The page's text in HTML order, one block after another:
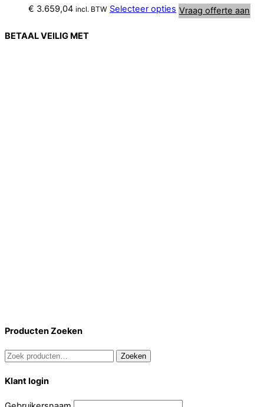
prijs
€ 4.200,00.
prijs
€ 3.659,04 incl. BTW Selecteer opties Vraag offerte aan
BETAAL VEILIG MET
Producten Zoeken
Zoeken
Zoeken
Klant login